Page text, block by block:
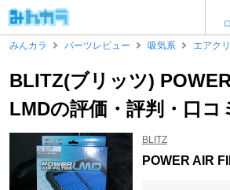
みんカラ
パーツレビュー 吸気系 エアク
BLITZ(ブリッツ)
LMDの評価・評判・口コ
BLITZ
POWER AIR